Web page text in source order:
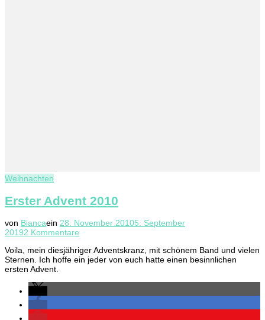
Weihnachten
Erster Advent 2010
von Biancaein 28. November 20105. September
20192 Kommentare
Advent
2010
Voila, mein diesjähriger Adventskranz, mit schönem Band und vielen
Sternen. Ich hoffe ein jeder von euch hatte einen besinnlichen
ersten Advent.